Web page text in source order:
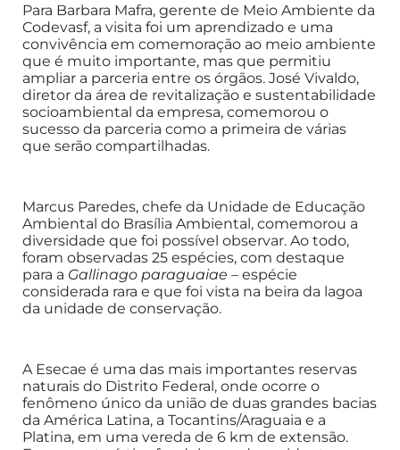
Para Barbara Mafra, gerente de Meio Ambiente da
Codevasf, a visita foi um aprendizado e uma
convivência em comemoração ao meio ambiente
que é muito importante, mas que permitiu
ampliar a parceria entre os órgãos. José Vivaldo,
diretor da área de revitalização e sustentabilidade
socioambiental da empresa, comemorou o
sucesso da parceria como a primeira de várias
que serão compartilhadas.
Marcus Paredes, chefe da Unidade de Educação
Ambiental do Brasília Ambiental, comemorou a
diversidade que foi possível observar. Ao todo,
foram observadas 25 espécies, com destaque
para a Gallinago paraguaiae – espécie
considerada rara e que foi vista na beira da lagoa
da unidade de conservação.
A Esecae é uma das mais importantes reservas
naturais do Distrito Federal, onde ocorre o
fenômeno único da união de duas grandes bacias
da América Latina, a Tocantins/Araguaia e a
Platina, em uma vereda de 6 km de extensão.